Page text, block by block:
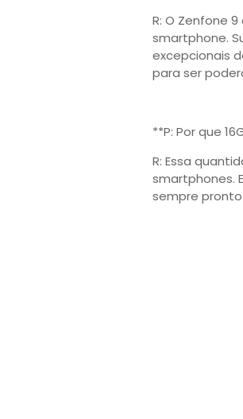
R: O Zenfone
smartphone.
excepcionais
para ser
**P: Por que
R: Essa
smartphones.
sempre